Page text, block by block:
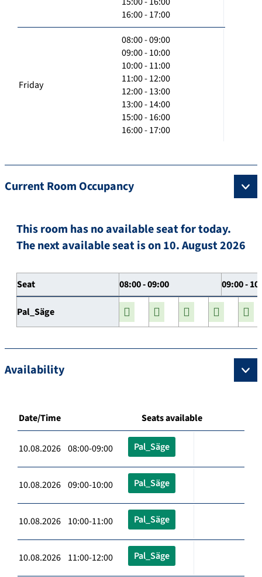
16:00 - 17:00
Friday
08:00 - 09:00
09:00 - 10:00
10:00 - 11:00
11:00 - 12:00
12:00 - 13:00
13:00 - 14:00
15:00 - 16:00
16:00 - 17:00
Current Room Occupancy
This room has no available seat for today.
The next available seat is on 10. August 2026
Seat 08:00 - 09:00 09:00 -
Pal_Säge
Availability
Date/Time Seats available
10.08.2026 08:00-09:00 Pal_Säge
10.08.2026 09:00-10:00 Pal_Säge
10.08.2026 10:00-11:00 Pal_Säge
10.08.2026 11:00-12:00 Pal_Säge